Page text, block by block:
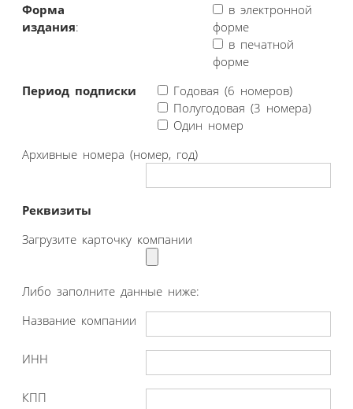
Форма
издания:
в электронной
форме
в печатной
форме
Период подписки
Годовая (6 номеров)
Полугодовая (3 номера)
Один номер
Архивные номера (номер, год)
Реквизиты
Загрузите карточку компании
Либо заполните данные ниже:
Название компании
ИНН
КПП